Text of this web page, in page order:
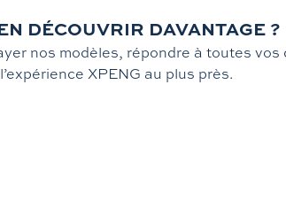
DÉCOUVRIR DAVANTAGE ?
nos modèles, répondre à toutes
XPENG au plus près.